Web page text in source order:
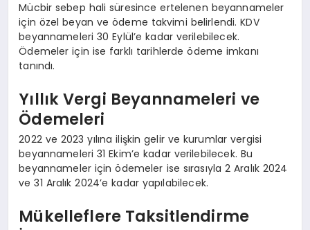
Mücbir sebep hali süresince ertelenen beyannameler
için özel beyan ve ödeme takvimi belirlendi. KDV
beyannameleri 30 Eylül’e kadar verilebilecek.
Ödemeler için ise farklı tarihlerde ödeme imkanı
tanındı.
Yıllık Vergi Beyannameleri ve
Ödemeleri
2022 ve 2023 yılına ilişkin gelir ve kurumlar vergisi
beyannameleri 31 Ekim’e kadar verilebilecek. Bu
beyannameler için ödemeler ise sırasıyla 2 Aralık 2024
ve 31 Aralık 2024’e kadar yapılabilecek.
Mükelleflere Taksitlendirme